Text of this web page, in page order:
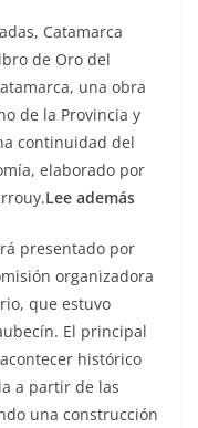
Catamarca
de Oro del
una obra
de la Provincia y
continuidad del
elaborado por
Lee además
presentado por
organizadora
que estuvo
El principal
histórico
a partir de las
una construcción